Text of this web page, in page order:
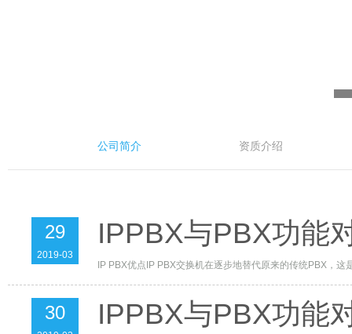
公司简介 资质介绍
29
2019-03
IPPBX与PBX功能
IP PBX优点IP PBX交换机在逐步地替代原来的传统PBX，
30 IPPBX与PBX功能